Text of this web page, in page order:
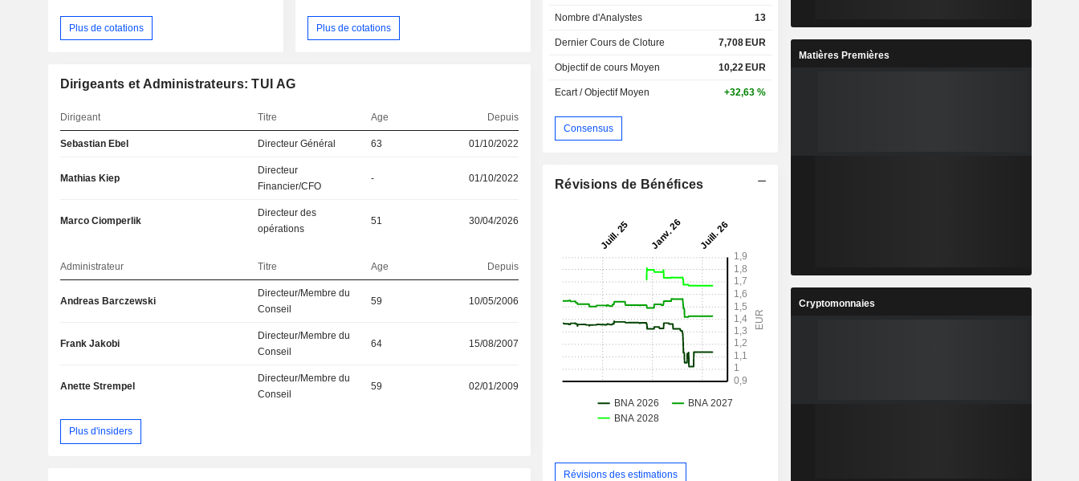
Plus de cotations Plus de cotations
Dirigeants et Administrateurs: TUI AG
Dirigeant Titre Age Depuis
Sebastian Ebel Directeur Général 63 01/10/2022
Mathias Kiep
Directeur
Financier/CFO
- 01/10/2022
Marco Ciomperlik
Directeur des
opérations
51 30/04/2026
Administrateur Titre Age Depuis
Andreas Barczewski
Directeur/Membre du
Conseil
59 10/05/2006
Frank Jakobi
Directeur/Membre du
Conseil
64 15/08/2007
Anette Strempel
Directeur/Membre du
Conseil
59 02/01/2009
Plus d'insiders
Nombre d'Analystes 13
Dernier Cours de Cloture 7,708 EUR
Objectif de cours Moyen 10,22 EUR
Ecart / Objectif Moyen +32,63 %
Consensus
Révisions de Bénéfices
Révisions des estimations
Matières Premières
Cryptomonnaies